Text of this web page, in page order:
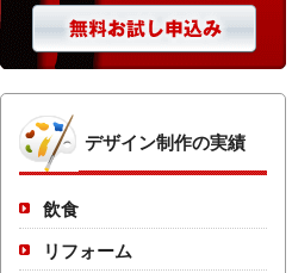
デザイン制作の実績
飲食
リフォーム